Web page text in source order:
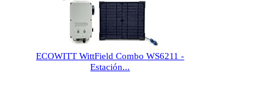
ECOWITT WittField Combo WS6211 -
Estación...